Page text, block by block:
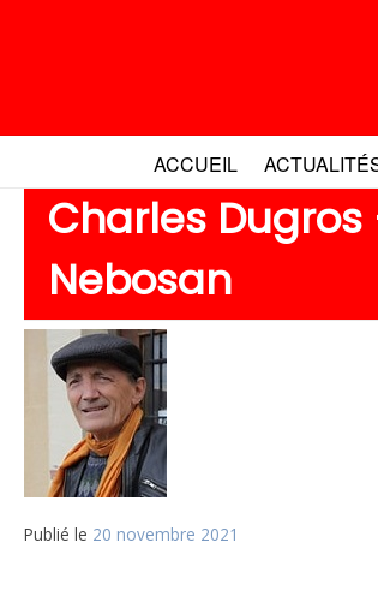
ACCUEIL
Charles
Nebosan
Publié le 20 novembre 2021